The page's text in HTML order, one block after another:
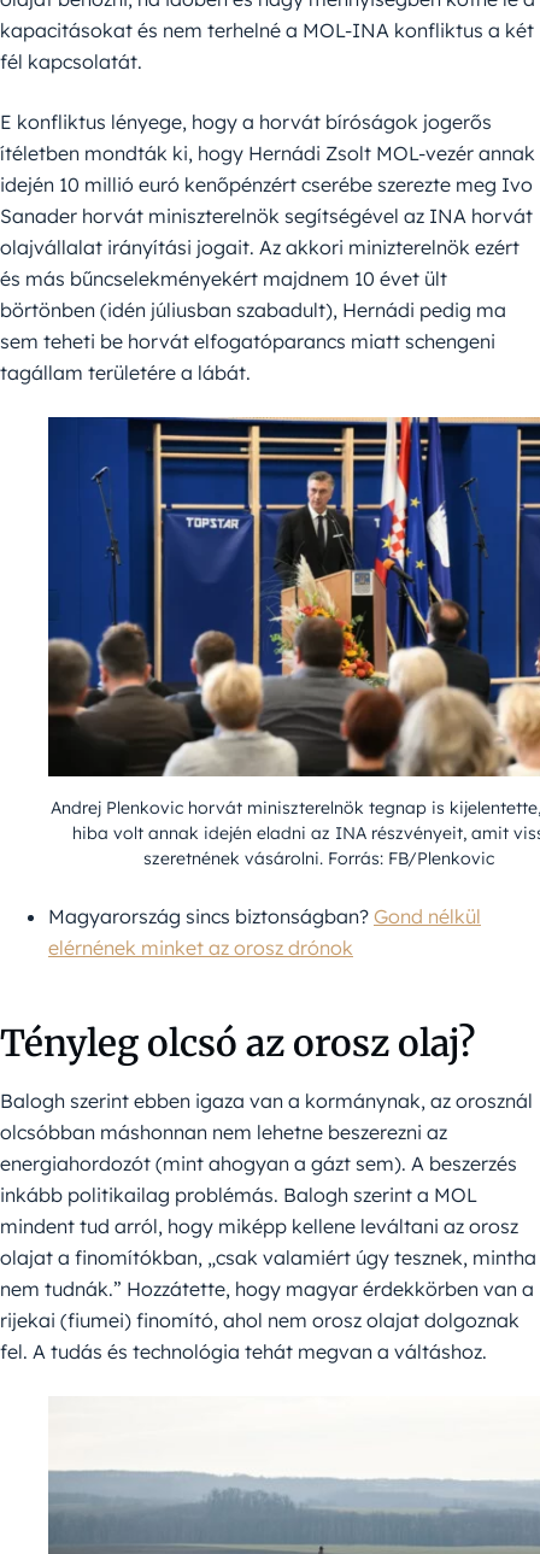
kapacitásokat és nem terhelné a MOL-INA konfliktus a két
fél kapcsolatát.
E konfliktus lényege, hogy a horvát bíróságok jogerős
ítéletben mondták ki, hogy Hernádi Zsolt MOL-vezér annak
idején 10 millió euró kenőpénzért cserébe szerezte meg Ivo
Sanader horvát miniszterelnök segítségével az INA horvát
olajvállalat irányítási jogait. Az akkori minizterelnök ezért
és más bűncselekményekért majdnem 10 évet ült
börtönben (idén júliusban szabadult), Hernádi pedig ma
sem teheti be horvát elfogatóparancs miatt schengeni
tagállam területére a lábát.
Andrej Plenkovic horvát miniszterelnök tegnap is
hiba volt annak idején eladni az INA részvényeit, amit
szeretnének vásárolni. Forrás: FB/Plenkovic
Magyarország sincs biztonságban? Gond nélkül
elérnének minket az orosz drónok
Tényleg olcsó az orosz olaj?
Balogh szerint ebben igaza van a kormánynak, az orosznál
olcsóbban máshonnan nem lehetne beszerezni az
energiahordozót (mint ahogyan a gázt sem). A beszerzés
inkább politikailag problémás. Balogh szerint a MOL
mindent tud arról, hogy miképp kellene leváltani az orosz
olajat a finomítókban, „csak valamiért úgy tesznek, mintha
nem tudnák.” Hozzátette, hogy magyar érdekkörben van a
rijekai (fiumei) finomító, ahol nem orosz olajat dolgoznak
fel. A tudás és technológia tehát megvan a váltáshoz.